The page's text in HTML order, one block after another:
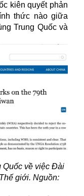
kiên quyết phản
thức nào giữa
Trung Quốc và
Quốc về việc Đài
giới. Nguồn: